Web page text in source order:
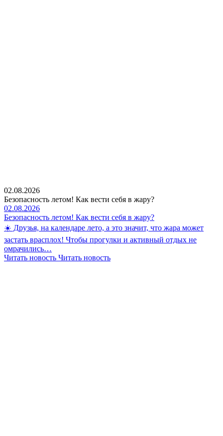
02.08.2026
Безопасность летом! Как вести себя в жару?
02.08.2026
Безопасность летом! Как вести себя в жару?
☀️ Друзья, на календаре лето, а это значит, что жара может
застать врасплох! Чтобы прогулки и активный отдых не
омрачились…
Читать новость Читать новость